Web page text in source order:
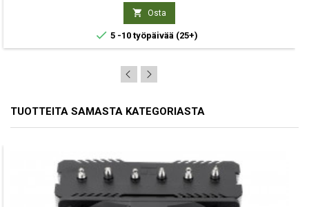
hinta
 Osta
 5 -10 työpäivää (25+)
TUOTTEITA SAMASTA KATEGORIASTA